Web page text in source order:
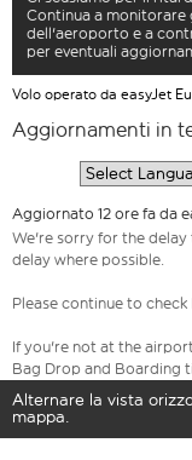
Continua a monitorare
dell'aeroporto e a
per eventuali
Volo operato da easyJet
Aggiornamenti in
Aggiornato 12 ore fa da
We're sorry for the
delay where possible.
Please continue to
If you're not at the
Bag Drop and Boarding
Alternare la vista
mappa.